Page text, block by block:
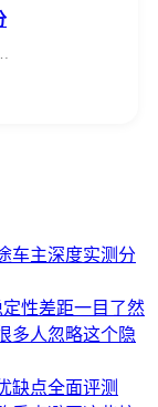
车主深度实测分
性差距一目了然
多人忽略这个隐
缺点全面评测